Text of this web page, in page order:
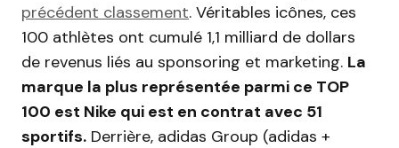
précédent classement. Véritables icônes, ces
100 athlètes ont cumulé 1,1 milliard de dollars
de revenus liés au sponsoring et marketing. La
marque la plus représentée parmi ce TOP
100 est Nike qui est en contrat avec 51
sportifs. Derrière, adidas Group (adidas +